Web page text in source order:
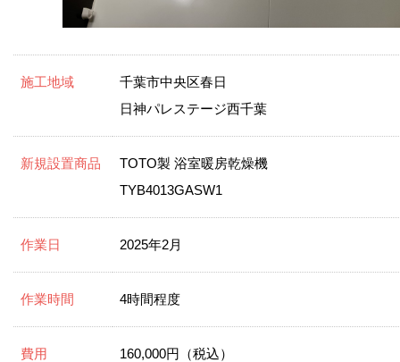
施工地域
千葉市中央区春日
日神パレステージ西千葉
新規設置商品
TOTO製 浴室暖房乾燥機
TYB4013GASW1
作業日 2025年2月
作業時間 4時間程度
費用
160,000円（税込）